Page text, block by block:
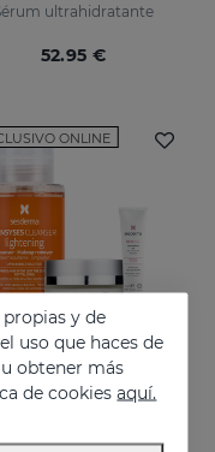
ultrahidratante
52.95 €
ONLINE
Añadir
Superingredientes
y de
uso que haces de
obtener más
de cookiesaquí.